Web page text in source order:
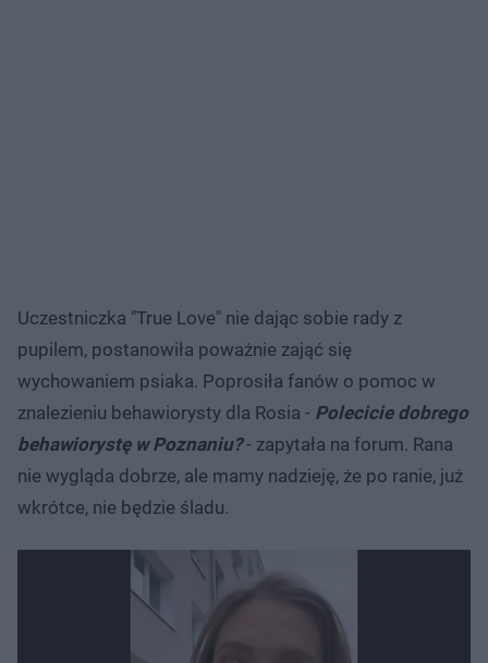
Uczestniczka "True Love" nie dając sobie rady z
pupilem, postanowiła poważnie zająć się
wychowaniem psiaka. Poprosiła fanów o pomoc w
znalezieniu behawiorysty dla Rosia - Polecicie dobrego
behawiorystę w Poznaniu?- zapytała na forum. Rana
nie wygląda dobrze, ale mamy nadzieję, że po ranie, już
wkrótce, nie będzie śladu.